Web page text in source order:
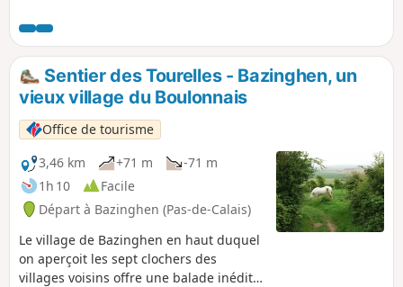
environnante. Vous pourrez ainsi
arpenter les sentiers bordant le parc du
Château de Lozembrune, traverser le
ruisseau d'Auvrighen, emprunter une
portion du GR®120, sentier du littoral,
ou encore découvrir la ripisylve de la
rivière Wimereux, qui a donné son nom
à la station balnéaire.
Sentier des Tourelles - Bazinghen, un
vieux village du Boulonnais
Office de tourisme
3,46 km
+71 m
-71 m
1h 10
Facile
Départ à Bazinghen (Pas-de-Calais)
Le village de Bazinghen en haut duquel
on aperçoit les sept clochers des
villages voisins offre une balade inédite